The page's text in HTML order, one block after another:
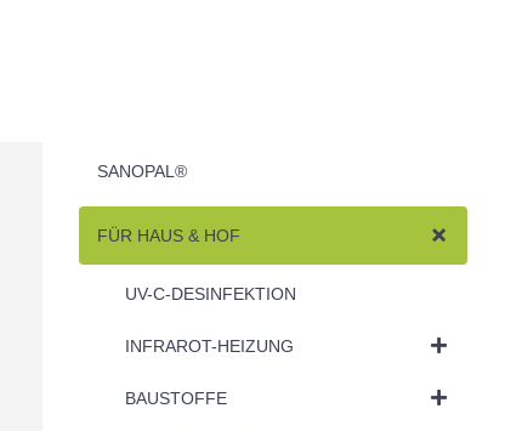
SANOPAL®
FÜR HAUS & HOF
UV-C-DESINFEKTION
INFRAROT-HEIZUNG
BAUSTOFFE